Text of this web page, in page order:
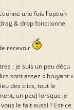
une fois l'option
& drop fonctionne
recevoir
: je suis un peu déçu
sont assez « bruyant »
des clics, tout le
un peu) lorsque je
le fait aussi ? Est-ce